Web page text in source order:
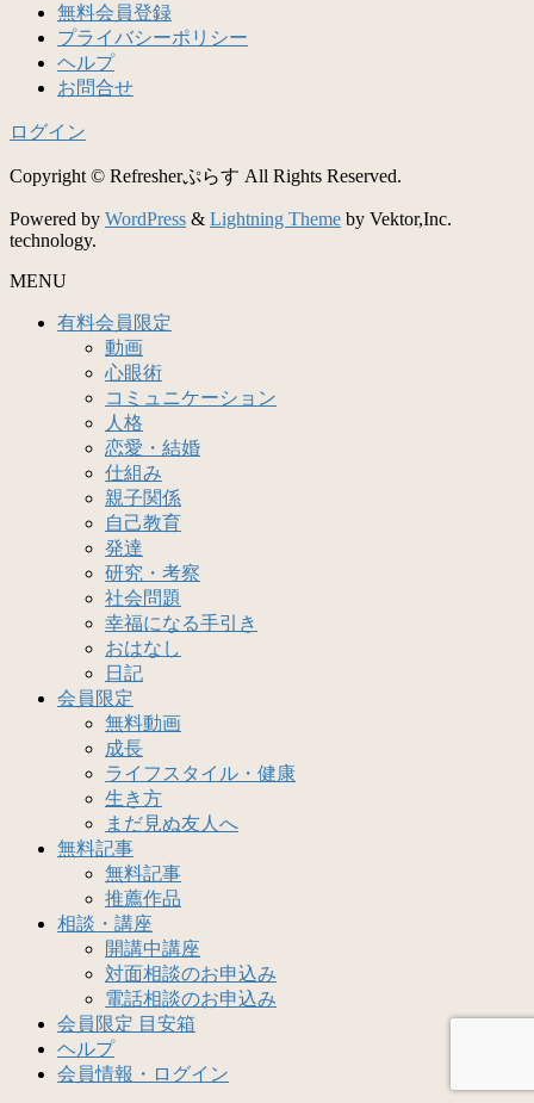
無料会員登録
プライバシーポリシー
ヘルプ
お問合せ
ログイン
Copyright © Refresherぷらす All Rights Reserved.
Powered by WordPress & Lightning Theme by Vektor,Inc.
technology.
MENU
有料会員限定
動画
心眼術
コミュニケーション
人格
恋愛・結婚
仕組み
親子関係
自己教育
発達
研究・考察
社会問題
幸福になる手引き
おはなし
日記
会員限定
無料動画
成長
ライフスタイル・健康
生き方
まだ見ぬ友人へ
無料記事
無料記事
推薦作品
相談・講座
開講中講座
対面相談のお申込み
電話相談のお申込み
会員限定 目安箱
ヘルプ
会員情報・ログイン